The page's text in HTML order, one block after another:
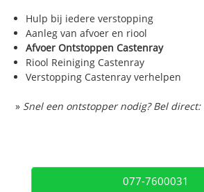
Hulp bij iedere verstopping
Aanleg van afvoer en riool
Afvoer Ontstoppen Castenray
Riool Reiniging Castenray
Verstopping Castenray verhelpen
» Snel een ontstopper nodig? Bel direct:
077-7600031